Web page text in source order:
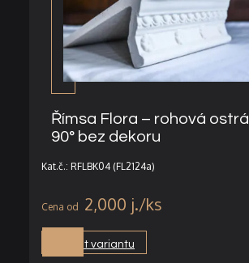
Římsa Flora – rohová ostrá
90° bez dekoru
Kat.č.: RFLBK04 (FL2124a)
2,000 j.
Vybrat variantu